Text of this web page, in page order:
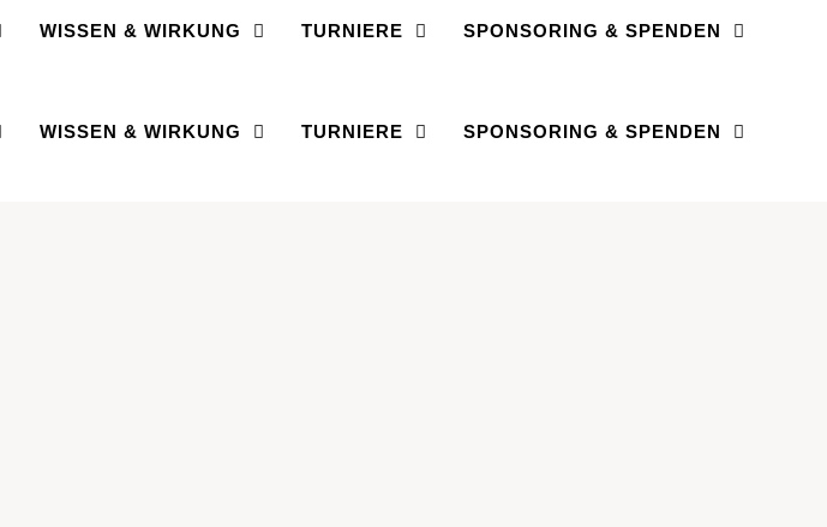
WISSEN & WIRKUNG TURNIERE
SPONSORING & SPENDEN
WISSEN & WIRKUNG TURNIERE
SPONSORING & SPENDEN